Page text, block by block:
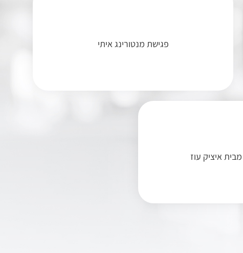
פגישת מנטורינג איתי
איציק עוז